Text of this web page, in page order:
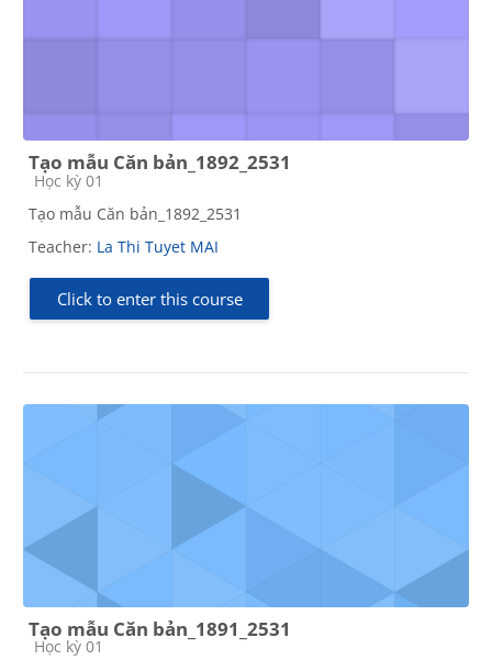
Tạo mẫu Căn bản_1892_2531
Course category
Học kỳ 01
Tạo mẫu Căn bản_1892_2531
Teacher: La Thi Tuyet MAI
Click to enter this course
Tạo mẫu Căn bản_1891_2531
Course category
Học kỳ 01